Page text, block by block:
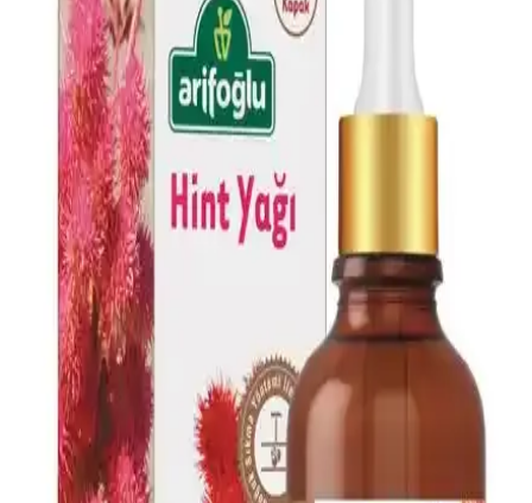
Dr.C.Tuna Çay Ağacı Yağlı Sos Serumu: Çok Yönlü
Doğal Cilt ve Saç Bakım Ürünü
Doğal içerikli Dr.C.Tuna Çay Ağacı Yağlı Sos Serumu, cilt ve saç
derisi sorunlarına karşı çok yönlü kullanım sağlar, ferahlatıcı etkisi
ve hızlı sonuçlarıyla öne çıkar.
AVIDERM Lavanta Yağ Spreyi: Doğal ve Etkili Saç
Bakım Çözümü
AVIDERM lavanta yağı spreyi, doğal içeriklerle saçlara hafiflik,
parlaklık ve hoş koku kazandırır. Suya dayanıklı formülüyle tüm saç
tipleriyle uyum sağlar, saç derisini rahatlatır ve günlük bakımda
pratik kullanım sunar.
Doğalca Kojik Asit Sabunu: Leke Karşıtı ve Cilt
Tonunu Eşitleyen Doğal Temizlik Ürünü
Doğalca Kojik Asit Sabunu, doğal içerikleriyle leke karşıtı ve cilt
tonunu eşitleyen etkili bir temizlik sağlar, güvenli ve dermatolojik
testlerle onaylanmıştır.